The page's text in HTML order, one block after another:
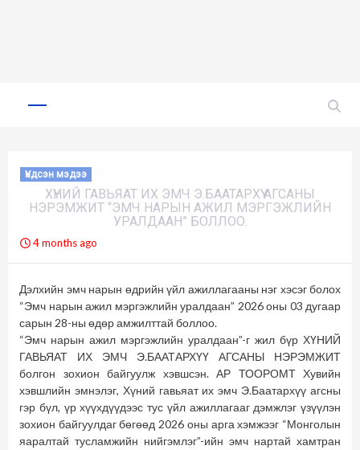
Primary
Үндсэн мэдээ
ХҮНИЙ ГАВЬЯАТ ИХ ЭМЧ Э.БААТАРХҮҮ АГСАНЫ
НЭРЭМЖИТ “ЭМЧ НАРЫН АЖИЛ МЭРГЭЖЛИЙН
УРАЛДААН” БОЛЛОО.
4 months ago
Дэлхийн эмч нарын өдрийн үйл ажиллагааны нэг хэсэг болох
“Эмч нарын ажил мэргэжлийн уралдаан” 2026 оны 03 дугаар
сарын 28-ны өдөр амжилттай боллоо.
“Эмч нарын ажил мэргэжлийн уралдаан”-г жил бүр ХҮНИЙ
ГАВЬЯАТ ИХ ЭМЧ Э.БААТАРХҮҮ АГСАНЫ НЭРЭМЖИТ
болгон зохион байгуулж хэвшсэн. АР ТООРОМТ Хувийн
хэвшлийн эмнэлэг, Хүний гавьяат их эмч Э.Баатархүү агсны
гэр бүл, үр хүүхдүүдээс тус үйл ажиллагааг дэмжлэг үзүүлэн
зохион байгуулдаг бөгөөд 2026 оны арга хэмжээг “Монголын
яаралтай тусламжийн нийгэмлэг”-ийн эмч нартай хамтран